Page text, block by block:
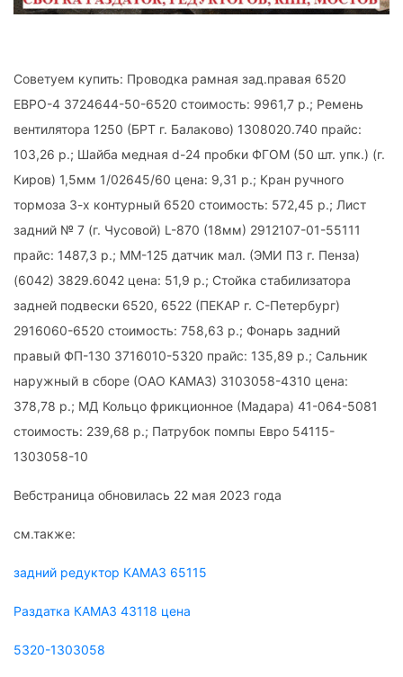
Советуем купить: Проводка рамная зад.правая 6520
ЕВРО-4 3724644-50-6520 стоимость: 9961,7 р.; Ремень
вентилятора 1250 (БРТ г. Балаково) 1308020.740 прайс:
103,26 р.; Шайба медная d-24 пробки ФГОМ (50 шт. упк.) (г.
Киров) 1,5мм 1/02645/60 цена: 9,31 р.; Кран ручного
тормоза 3-х контурный 6520 стоимость: 572,45 р.; Лист
задний № 7 (г. Чусовой) L-870 (18мм) 2912107-01-55111
прайс: 1487,3 р.; ММ-125 датчик мал. (ЭМИ ПЗ г. Пенза)
(6042) 3829.6042 цена: 51,9 р.; Стойка стабилизатора
задней подвески 6520, 6522 (ПЕКАР г. С-Петербург)
2916060-6520 стоимость: 758,63 р.; Фонарь задний
правый ФП-130 3716010-5320 прайс: 135,89 р.; Сальник
наружный в сборе (ОАО КАМАЗ) 3103058-4310 цена:
378,78 р.; МД Кольцо фрикционное (Мадара) 41-064-5081
стоимость: 239,68 р.; Патрубок помпы Евро 54115-
1303058-10
Вебстраница обновилась 22 мая 2023 года
см.также:
задний редуктор КАМАЗ 65115
Раздатка КАМАЗ 43118 цена
5320-1303058